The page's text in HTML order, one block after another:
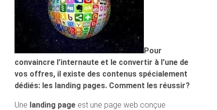
Pour
convaincre l’internaute et le convertir à l’une de
vos offres, il existe des contenus spécialement
dédiés: les landing pages. Comment les réussir?
Une landing page est une page web conçue